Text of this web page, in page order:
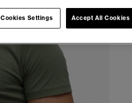
Cookies Settings Accept All Cookies